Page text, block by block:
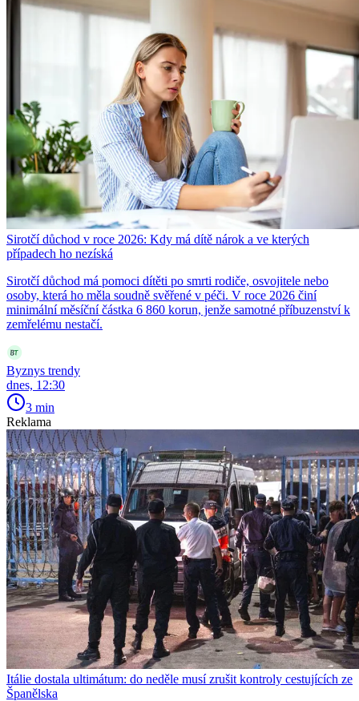
Sirotčí důchod v roce 2026: Kdy má dítě nárok a ve kterých
případech ho nezíská
Sirotčí důchod má pomoci dítěti po smrti rodiče, osvojitele nebo
osoby, která ho měla soudně svěřené v péči. V roce 2026 činí
minimální měsíční částka 6 860 korun, jenže samotné příbuzenství k
zemřelému nestačí.
Byznys trendy
dnes, 12:30
3 min
Reklama
Itálie dostala ultimátum: do neděle musí zrušit kontroly cestujících ze
Španělska